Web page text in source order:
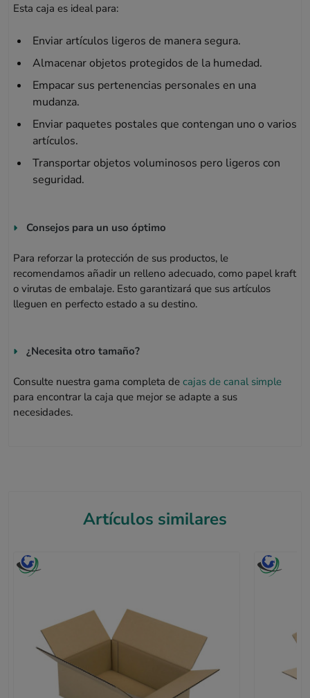
Esta caja es ideal para:
Enviar artículos ligeros de manera segura.
Almacenar objetos protegidos de la humedad.
Empacar sus pertenencias personales en una
mudanza.
Enviar paquetes postales que contengan uno o varios
artículos.
Transportar objetos voluminosos pero ligeros con
seguridad.
Consejos para un uso óptimo
Para reforzar la protección de sus productos, le
recomendamos añadir un relleno adecuado, como papel kraft
o virutas de embalaje. Esto garantizará que sus artículos
lleguen en perfecto estado a su destino.
¿Necesita otro tamaño?
Consulte nuestra gama completa decajas de canal simple
para encontrar la caja que mejor se adapte a sus
necesidades.
Artículos similares